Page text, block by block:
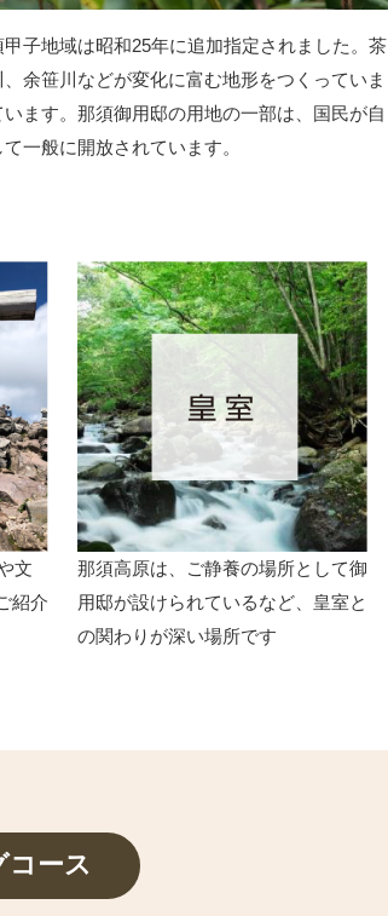
子地域は昭和25年に追加指定されました。茶
余笹川などが変化に富む地形をつくっていま
ます。那須御用邸の用地の一部は、国民が自
一般に開放されています。
文
紹介
那須高原は、ご静養の場所として御
用邸が設けられているなど、皇室と
の関わりが深い場所です
ース